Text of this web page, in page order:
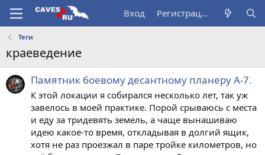
Вход Регистрация
Теги
краеведение
Памятник боевому десантному планеру А-7.
К этой локации я собирался несколько лет, так уж
завелось в моей практике. Порой срываюсь с места
и еду за тридевять земель, а чаще вынашиваю
идею какое-то время, откладывая в долгий ящик,
хотя не раз проезжал в паре тройке километров, но